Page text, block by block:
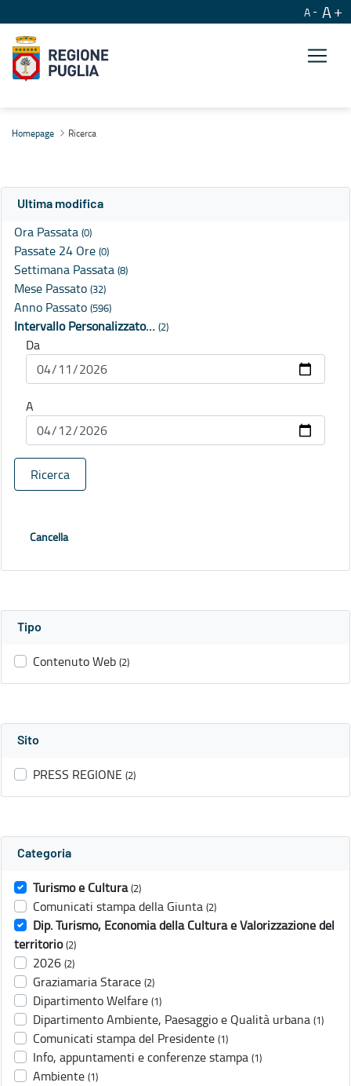
A A
Homepage Ricerca
Ultima modifica
Ora Passata (0)
Passate 24 Ore (0)
Settimana Passata (8)
Mese Passato (32)
Anno Passato (596)
Intervallo Personalizzato… (2)
Da
A
Ricerca
Cancella
Tipo
Contenuto Web (2)
Sito
PRESS REGIONE (2)
Categoria
Turismo e Cultura (2)
Comunicati stampa della Giunta (2)
Dip. Turismo, Economia della Cultura e Valorizzazione del
territorio (2)
2026 (2)
Graziamaria Starace (2)
Dipartimento Welfare (1)
Dipartimento Ambiente, Paesaggio e Qualità urbana (1)
Comunicati stampa del Presidente (1)
Info, appuntamenti e conferenze stampa (1)
Ambiente (1)